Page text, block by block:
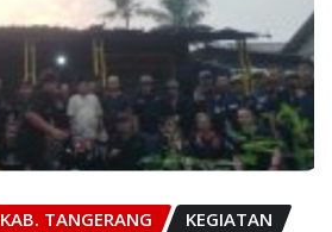
KAB. TANGERANG
KEGIATAN